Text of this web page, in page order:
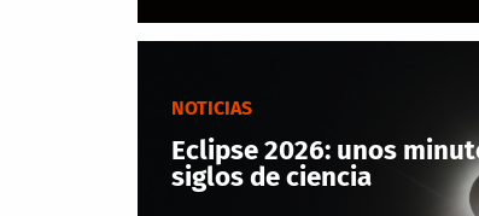
NOTICIAS
Eclipse 2026: unos
siglos de ciencia